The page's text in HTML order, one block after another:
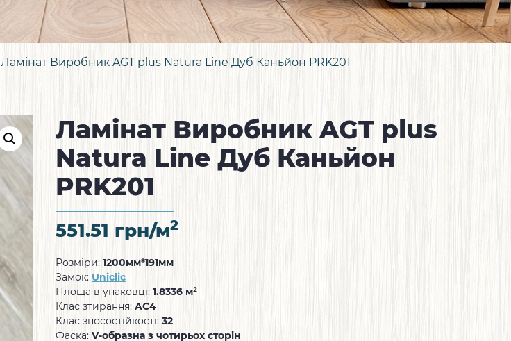
Ламінат Виробник AGT plus Natura Line Дуб Каньйон PRK201
Ламінат Виробник AGT plus
Natura Line Дуб Каньйон
PRK201
551.51 грн/м2
Розміри: 1200мм*191мм
Замок: Uniclic
Площа в упаковці: 1.8336 м²
Клас зтирання: AC4
Клас зносостійкості: 32
Фаска: V-образна з чотирьох сторін